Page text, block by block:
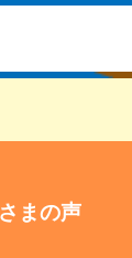
まの声